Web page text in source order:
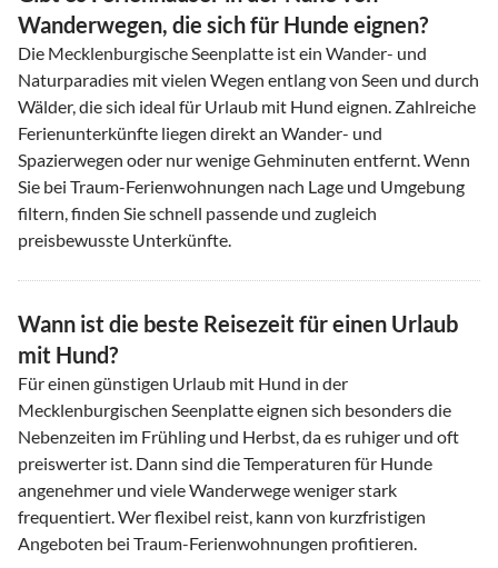
Wanderwegen, die sich für Hunde eignen?
Die Mecklenburgische Seenplatte ist ein Wander- und
Naturparadies mit vielen Wegen entlang von Seen und durch
Wälder, die sich ideal für Urlaub mit Hund eignen. Zahlreiche
Ferienunterkünfte liegen direkt an Wander- und
Spazierwegen oder nur wenige Gehminuten entfernt. Wenn
Sie bei Traum-Ferienwohnungen nach Lage und Umgebung
filtern, finden Sie schnell passende und zugleich
preisbewusste Unterkünfte.
Wann ist die beste Reisezeit für einen Urlaub
mit Hund?
Für einen günstigen Urlaub mit Hund in der
Mecklenburgischen Seenplatte eignen sich besonders die
Nebenzeiten im Frühling und Herbst, da es ruhiger und oft
preiswerter ist. Dann sind die Temperaturen für Hunde
angenehmer und viele Wanderwege weniger stark
frequentiert. Wer flexibel reist, kann von kurzfristigen
Angeboten bei Traum-Ferienwohnungen profitieren.